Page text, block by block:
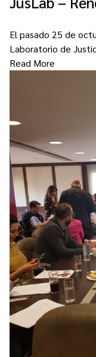
El pasado 25 de
Laboratorio de
Read More